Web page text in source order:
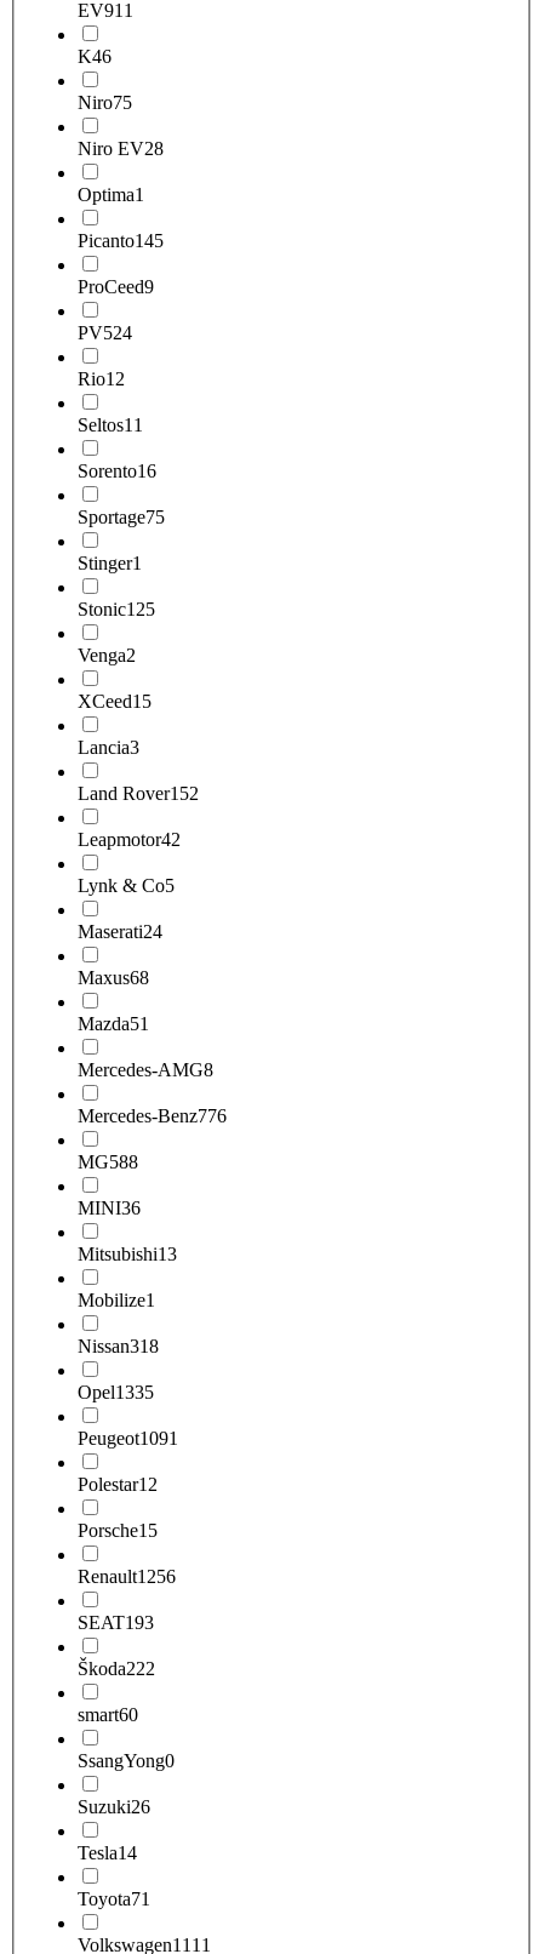
EV911
K46
Niro75
Niro EV28
Optima1
Picanto145
ProCeed9
PV524
Rio12
Seltos11
Sorento16
Sportage75
Stinger1
Stonic125
Venga2
XCeed15
Lancia3
Land Rover152
Leapmotor42
Lynk & Co5
Maserati24
Maxus68
Mazda51
Mercedes-AMG8
Mercedes-Benz776
MG588
MINI36
Mitsubishi13
Mobilize1
Nissan318
Opel1335
Peugeot1091
Polestar12
Porsche15
Renault1256
SEAT193
Škoda222
smart60
SsangYong0
Suzuki26
Tesla14
Toyota71
Volkswagen1111